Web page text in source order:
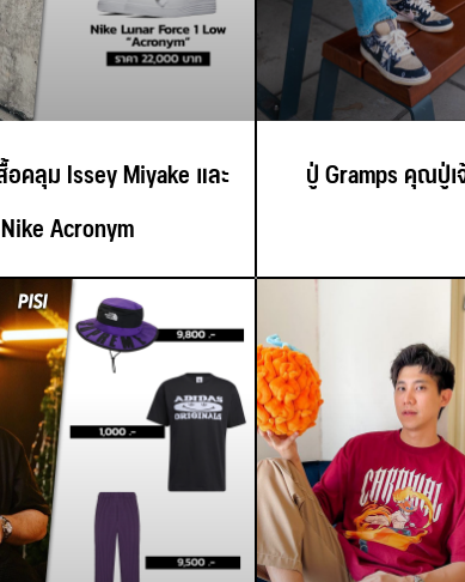
อคลุม Issey Miyake และ
Acronym
ปู่ Gramps คุณปู่